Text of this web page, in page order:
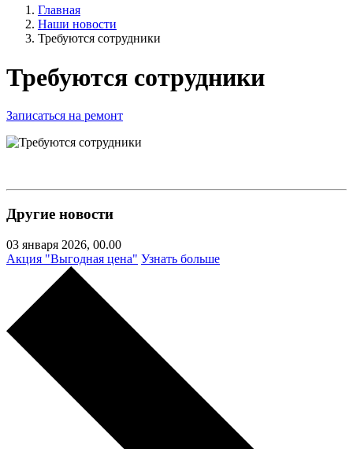
Главная
Наши новости
Требуются сотрудники
Требуются сотрудники
Записаться на ремонт
Другие новости
03 января 2026, 00.00
Акция "Выгодная цена" Узнать больше